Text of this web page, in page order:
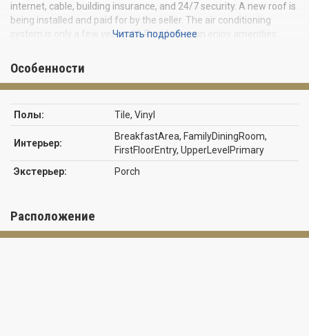
internet, cable, building insurance, and 24/7 security. A new roof is
being installed and paid for by the seller. The air conditioning
system is only a few years old. Residents can enjoy amenities
Doral, it’s within walking distance of Eugenia B. Thomas School
and Doral Meadows Park, and just minutes from top dining,
shopping, and major highways. Truly move-in ready.
Читать подробнее
Особенности
Полы: Tile, Vinyl
Интерьер:
BreakfastArea, FamilyDiningRoom,
FirstFloorEntry, UpperLevelPrimary
Экстерьер:
Porch
Расположение